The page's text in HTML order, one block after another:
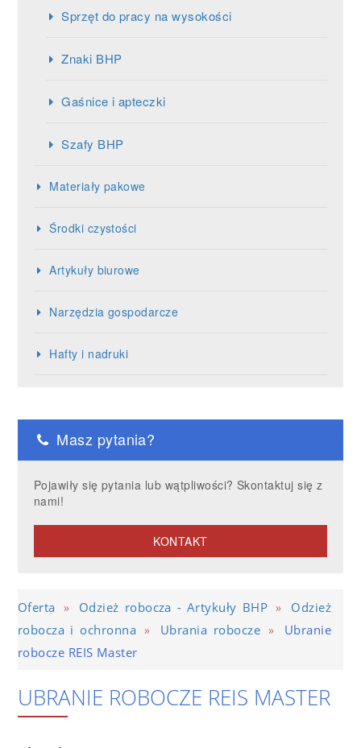
Sprzęt do pracy na wysokości
Znaki BHP
Gaśnice i apteczki
Szafy BHP
Materiały pakowe
Środki czystości
Artykuły biurowe
Narzędzia gospodarcze
Hafty i nadruki
Masz pytania?
Pojawiły się pytania lub wątpliwości? Skontaktuj się z
nami!
KONTAKT
Oferta » Odzież robocza - Artykuły BHP »
Odzież
robocza i ochronna » Ubrania robocze »
Ubranie
robocze REIS Master
UBRANIE ROBOCZE REIS MASTER